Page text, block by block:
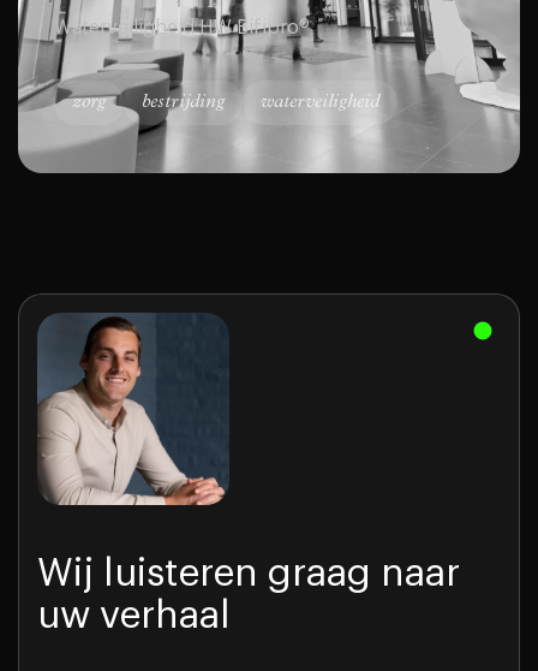
Waterveiligheid HW Bifipro®
zorg bestrijding waterveiligheid
Wij luisteren graag naar
uw verhaal